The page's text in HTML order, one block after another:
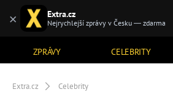
ZPRÁVY CELEBRITY
Extra.cz Celebrity
× Extra.cz
Nejrychlejší zprávy v Česku — zdarma